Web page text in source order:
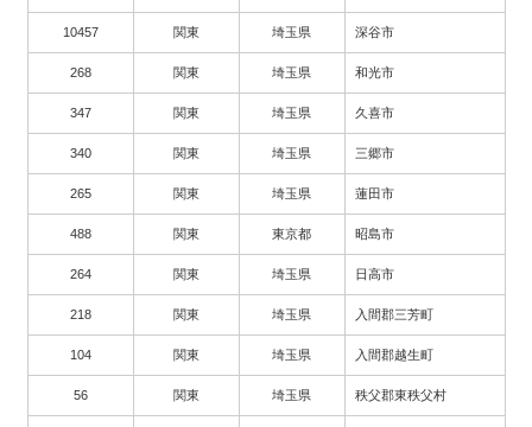
10457 関東 埼玉県 深谷市
268 関東 埼玉県 和光市
347 関東 埼玉県 久喜市
340 関東 埼玉県 三郷市
265 関東 埼玉県 蓮田市
488 関東 東京都 昭島市
264 関東 埼玉県 日高市
218 関東 埼玉県 入間郡三芳町
104 関東 埼玉県 入間郡越生町
56 関東 埼玉県 秩父郡東秩父村